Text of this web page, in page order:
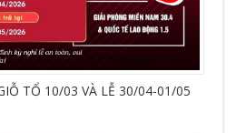
TỔ 10/03 VÀ LỄ 30/04-01/05